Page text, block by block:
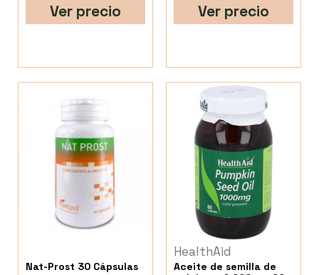
Ver precio Ver precio
Nat-Prost 30 Cápsulas
HealthAid
Aceite de semilla de